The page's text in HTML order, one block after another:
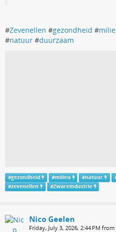
#Zevenellen #gezondheid #
#natuur #duurzaam
#gezondheid #milieu #natuur
#zevenellen #ZwareIndustrie
Nico Geelen
Friday, July 3, 2026, 2:44 PM